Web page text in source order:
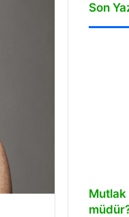
Son
Mutlak